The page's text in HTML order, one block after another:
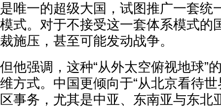
是唯一的超级大国，试图推广一套统
模式。对于不接受这一套体系模式的
裁施压，甚至可能发动战争。
但他强调，这种“从外太空俯视地球”
维方式。中国更倾向于“从北京看待
区事务，尤其是中亚、东南亚与东北